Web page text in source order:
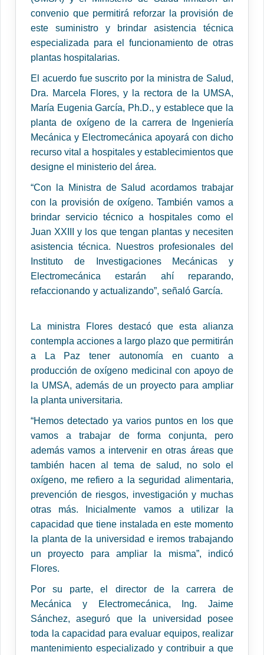
convenio que permitirá reforzar la provisión de
este suministro y brindar asistencia técnica
especializada para el funcionamiento de otras
plantas hospitalarias.
El acuerdo fue suscrito por la ministra de Salud,
Dra. Marcela Flores, y la rectora de la UMSA,
María Eugenia García, Ph.D., y establece que la
planta de oxígeno de la carrera de Ingeniería
Mecánica y Electromecánica apoyará con dicho
recurso vital a hospitales y establecimientos que
designe el ministerio del área.
“Con la Ministra de Salud acordamos trabajar
con la provisión de oxígeno. También vamos a
brindar servicio técnico a hospitales como el
Juan XXIII y los que tengan plantas y necesiten
asistencia técnica. Nuestros profesionales del
Instituto de Investigaciones Mecánicas y
Electromecánica estarán ahí reparando,
refaccionando y actualizando”, señaló García.
La ministra Flores destacó que esta alianza
contempla acciones a largo plazo que permitirán
a La Paz tener autonomía en cuanto a
producción de oxígeno medicinal con apoyo de
la UMSA, además de un proyecto para ampliar
la planta universitaria.
“Hemos detectado ya varios puntos en los que
vamos a trabajar de forma conjunta, pero
además vamos a intervenir en otras áreas que
también hacen al tema de salud, no solo el
oxígeno, me refiero a la seguridad alimentaria,
prevención de riesgos, investigación y muchas
otras más. Inicialmente vamos a utilizar la
capacidad que tiene instalada en este momento
la planta de la universidad e iremos trabajando
un proyecto para ampliar la misma”, indicó
Flores.
Por su parte, el director de la carrera de
Mecánica y Electromecánica, Ing. Jaime
Sánchez, aseguró que la universidad posee
toda la capacidad para evaluar equipos, realizar
mantenimiento especializado y contribuir a que